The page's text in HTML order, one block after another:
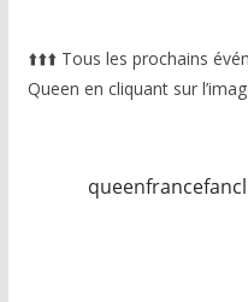
⬆️⬆️⬆️ Tous les prochains
Queen en cliquant sur